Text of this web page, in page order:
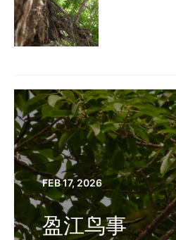
FEB 17, 2026
盈江鸟事